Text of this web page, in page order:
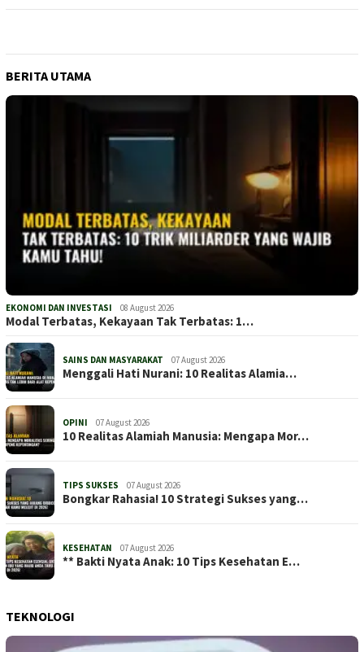
BERITA UTAMA
EKONOMI DAN INVESTASI 08 August 2026
Modal Terbatas, Kekayaan Tak Terbatas: 1…
SAINS DAN MASYARAKAT 07 August 2026
Menggali Hati Nurani: 10 Realitas Alamia…
OPINI 07 August 2026
10 Realitas Alamiah Manusia: Mengapa Mor…
TIPS SUKSES 07 August 2026
Bongkar Rahasia! 10 Strategi Sukses yang…
KESEHATAN 07 August 2026
** Bakti Nyata Anak: 10 Tips Kesehatan E…
TEKNOLOGI